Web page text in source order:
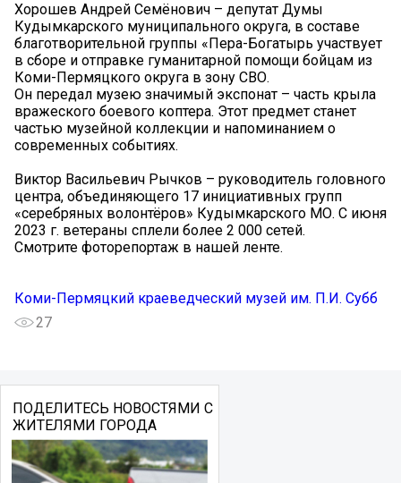
Хорошев Андрей Семёнович – депутат Думы
Кудымкарского муниципального округа, в составе
благотворительной группы «Пера-Богатырь участвует
в сборе и отправке гуманитарной помощи бойцам из
Коми-Пермяцкого округа в зону СВО.
Он передал музею значимый экспонат – часть крыла
вражеского боевого коптера. Этот предмет станет
частью музейной коллекции и напоминанием о
современных событиях.
Виктор Васильевич Рычков – руководитель головного
центра, объединяющего 17 инициативных групп
«серебряных волонтёров» Кудымкарского МО. С июня
2023 г. ветераны сплели более 2 000 сетей.
Смотрите фоторепортаж в нашей ленте.
Коми-Пермяцкий краеведческий музей им. П.И. Субб
27
ПОДЕЛИТЕСЬ НОВОСТЯМИ С
ЖИТЕЛЯМИ ГОРОДА